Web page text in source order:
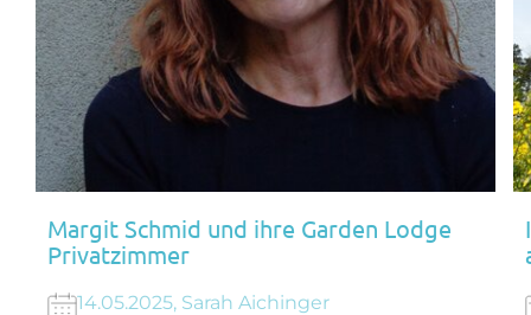
Margit Schmid und ihre Garden Lodge
Privatzimmer
14.05.2025, Sarah Aichinger